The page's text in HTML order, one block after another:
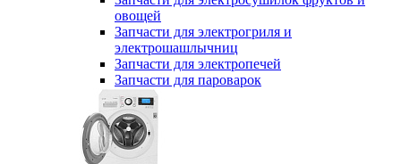
овощей
Запчасти для электрогриля и
электрошашлычниц
Запчасти для электропечей
Запчасти для пароварок